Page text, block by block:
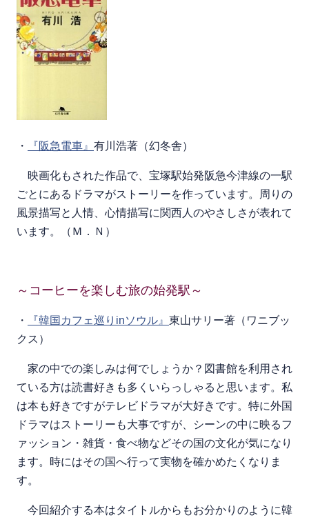
・ 『阪急電車』 有川浩著（幻冬舎）
映画化もされた作品で、宝塚駅始発阪急今津線の一駅
ごとにあるドラマがストーリーを作っています。周りの
風景描写と人情、心情描写に関西人のやさしさが表れて
います。（Ｍ．Ｎ）
～コーヒーを楽しむ旅の始発駅～
・ 『韓国カフェ巡りinソウル』 東山サリー著（ワニブッ
クス）
家の中での楽しみは何でしょうか？図書館を利用され
ている方は読書好きも多くいらっしゃると思います。私
は本も好きですがテレビドラマが大好きです。特に外国
ドラマはストーリーも大事ですが、シーンの中に映るフ
ァッション・雑貨・食べ物などその国の文化が気になり
ます。時にはその国へ行って実物を確かめたくなりま
す。
今回紹介する本はタイトルからもお分かりのように韓